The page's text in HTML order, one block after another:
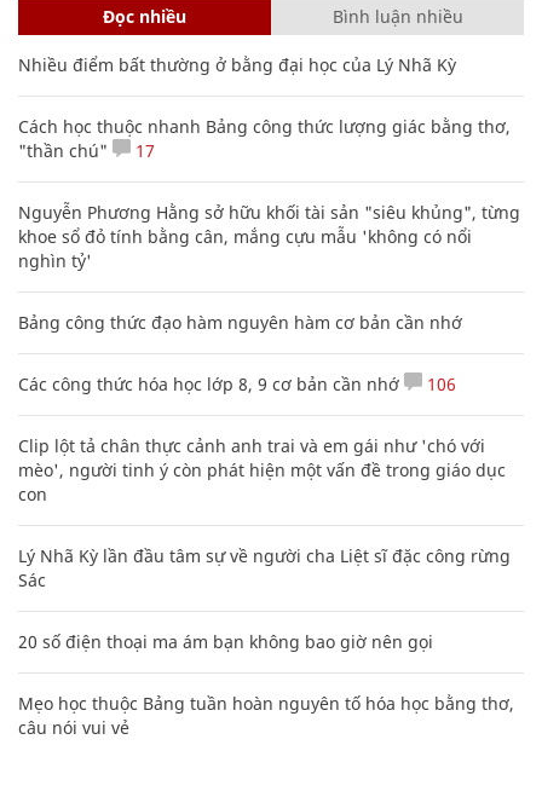
Đọc nhiều Bình luận nhiều
Nhiều điểm bất thường ở bằng đại học của Lý Nhã Kỳ
Cách học thuộc nhanh Bảng công thức lượng giác bằng thơ,
"thần chú"
17
Nguyễn Phương Hằng sở hữu khối tài sản "siêu khủng", từng
khoe sổ đỏ tính bằng cân, mắng cựu mẫu 'không có nổi
nghìn tỷ'
Bảng công thức đạo hàm nguyên hàm cơ bản cần nhớ
Các công thức hóa học lớp 8, 9 cơ bản cần nhớ 106
Clip lột tả chân thực cảnh anh trai và em gái như 'chó với
mèo', người tinh ý còn phát hiện một vấn đề trong giáo dục
con
Lý Nhã Kỳ lần đầu tâm sự về người cha Liệt sĩ đặc công rừng
Sác
20 số điện thoại ma ám bạn không bao giờ nên gọi
Mẹo học thuộc Bảng tuần hoàn nguyên tố hóa học bằng thơ,
câu nói vui vẻ